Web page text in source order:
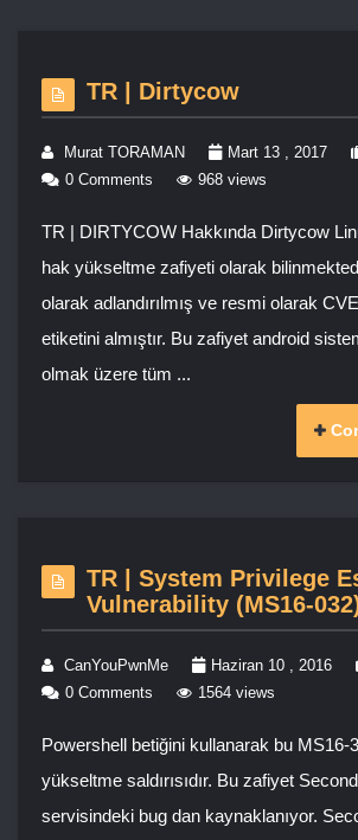
TR | Dirtycow
Murat TORAMAN Mart 13 , 2017
0 Comments
968 views
TR | DIRTYCOW Hakkında Dirtycow
hak yükseltme zafiyeti olarak
olarak adlandırılmış ve resmi olarak
etiketini almıştır. Bu zafiyet android
olmak üzere tüm ...
TR | System Privilege
Vulnerability (MS16-
CanYouPwnMe Haziran 10 , 2016
0 Comments
1564 views
Powershell betiğini kullanarak bu MS16-
yükseltme saldırısıdır. Bu zafiyet
servisindeki bug dan kaynaklanıyor.